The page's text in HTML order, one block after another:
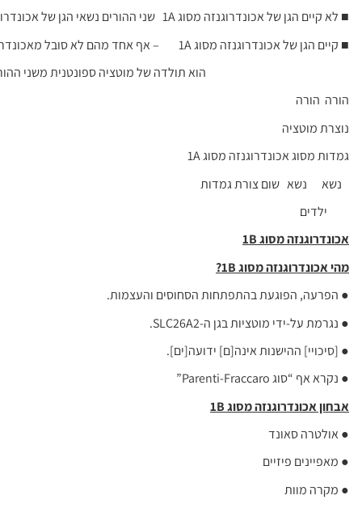
■ לא קיים הגן של אכונדרוגנזה מסוג 1A שני ההורים נשאי הגן של אכונדרוגנזה מסוג 1A:
■ קיים הגן של אכונדרוגנזה מסוג 1A – אף אחד מהם לא סובל מאכונדרוגנזה מסוג 1A, אך הגן
הוא תולדה של מוטציה ספונטנית משני
הורה הורה
נוצרת מוטציה
גמדות מסוג אכונדרוגנזה מסוג 1A
נשא נשא שום צורת גמדות
ילדים
אכונדרוגנזה מסוג 1B
מהי אכונדרוגנזה מסוג 1B
?
● הפרעה, הפוגעת בהתפתחות הסחוסים והעצמות.
● נגרמת על-ידי מוטציות בגן ה-SLC26A2.
● [סיכויי] ההישנות אינה[ם] ידועה[ים].
● נקרא אף “סוג Parenti-Fraccaro”
אבחון אכונדרוגנזה מסוג 1B
● אולטרה סאונד
● מאפיינים פיזיים
● מקרה מוות